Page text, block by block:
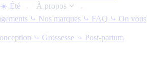
☀️ Été
À propos
⤷ Nos marques ⤷ FAQ ⤷ On vous
⤷ Grossesse ⤷ Post-partum